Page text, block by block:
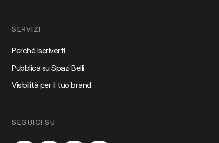
SERVIZI
Perché iscriverti
Pubblica su Spazi Belli
Visibilità per il tuo brand
SEGUICI SU